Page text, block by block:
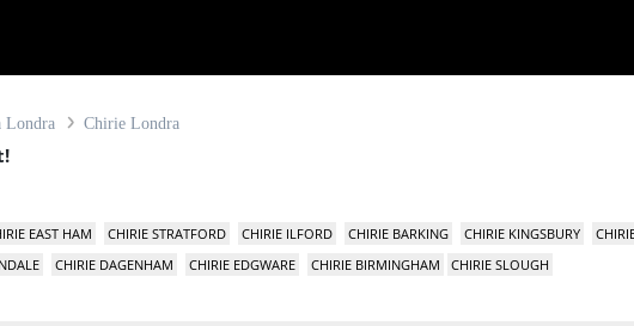
Londra Chirie Londra
EAST HAM CHIRIE STRATFORD CHIRIE ILFORD CHIRIE BARKING CHIRIE KINGSBURY
CHIRIE DAGENHAM CHIRIE EDGWARE CHIRIE BIRMINGHAM CHIRIE SLOUGH